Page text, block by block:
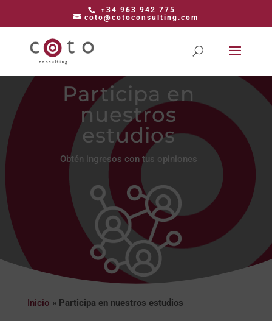
+34 963 942 775
coto@cotoconsulting.com
Participa en
nuestros
estudios
Obtén ingresos con tus opiniones
Inicio » Participa en nuestros estudios